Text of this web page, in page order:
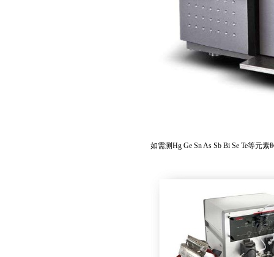
如需测Hg Ge Sn As Sb Bi Se Te等元